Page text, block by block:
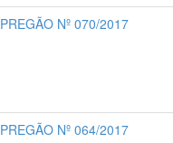
PREGÃO Nº 070/2017
PREGÃO Nº 064/2017